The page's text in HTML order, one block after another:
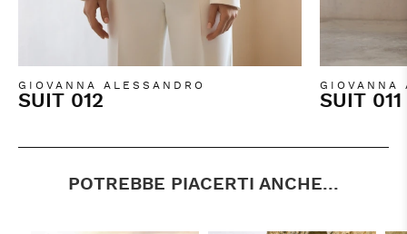
GIOVANNA ALESSANDRO
SUIT 012
GIOVANNA
SUIT 011
POTREBBE PIACERTI ANCHE...